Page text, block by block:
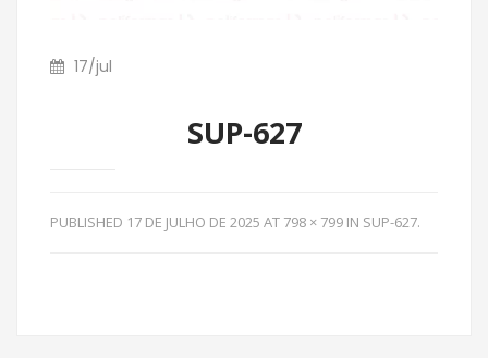
17/jul
SUP-627
PUBLISHED 17 DE JULHO DE 2025 AT 798 × 799 IN SUP-627.